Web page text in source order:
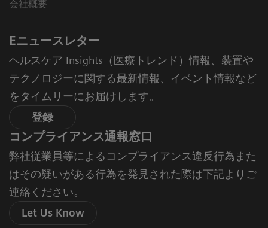
会社概要
Eニュースレター
ヘルスケア Insights（医療トレンド）情報、装置や
テクノロジーに関する最新情報、イベント情報など
をタイムリーにお届けします。
登録
コンプライアンス通報窓口
弊社従業員等によるコンプライアンス違反行為また
はその疑いがある行為を発見された際は下記よりご
連絡ください。
Let Us Know